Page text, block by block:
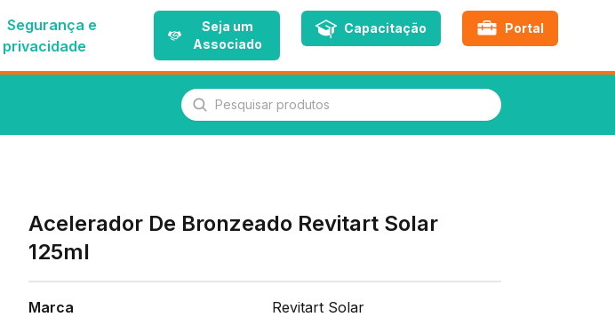
Segurança e
privacidade
Seja um
Associado
Capacitação Portal
Pesquisar produtos
Acelerador De Bronzeado Revitart Solar
125ml
Marca
Revitart Solar